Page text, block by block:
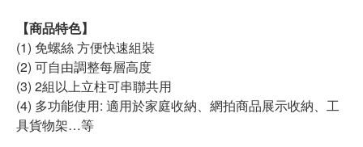
【商品特色】
(1) 免螺絲 方便快速組裝
(2) 可自由調整每層高度
(3) 2組以上立柱可串聯共用
(4) 多功能使用: 適用於家庭收納、網拍商品展示收納、工
具貨物架…等